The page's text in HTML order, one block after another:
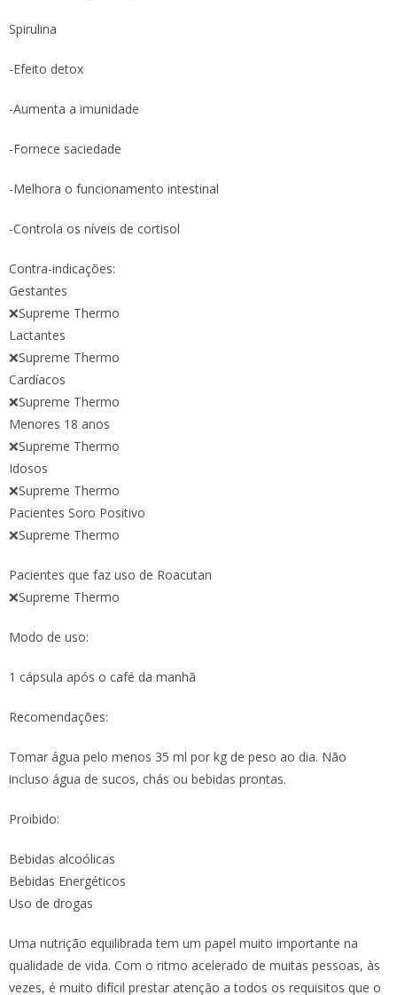
Spirulina
-Efeito detox
-Aumenta a imunidade
-Fornece saciedade
-Melhora o funcionamento intestinal
-Controla os níveis de cortisol
Contra-indicações:
Gestantes
❌Supreme Thermo
Lactantes
❌Supreme Thermo
Cardíacos
❌Supreme Thermo
Menores 18 anos
❌Supreme Thermo
Idosos
❌Supreme Thermo
Pacientes Soro Positivo
❌Supreme Thermo
Pacientes que faz uso de Roacutan
❌Supreme Thermo
Modo de uso:
1 cápsula após o café da manhã
Recomendações:
Tomar água pelo menos 35 ml por kg de peso ao dia. Não
incluso água de sucos, chás ou bebidas prontas.
Proibido:
Bebidas alcoólicas
Bebidas Energéticos
Uso de drogas
Uma nutrição equilibrada tem um papel muito importante na
qualidade de vida. Com o ritmo acelerado de muitas pessoas, às
vezes, é muito difícil prestar atenção a todos os requisitos que o